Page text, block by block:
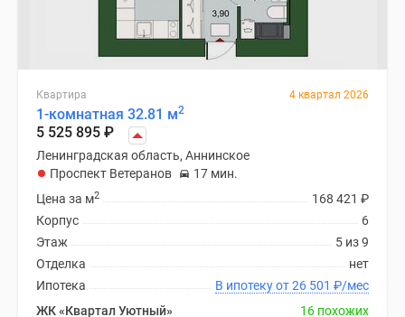
Квартира 4 квартал 2026
1-комнатная 32.81 м2
5 525 895 ₽
Ленинградская область, Аннинское
Проспект Ветеранов
17 мин.
168 421 ₽
Цена за м2
6
Корпус
5 из 9
Этаж
нет
Отделка
В ипотеку от 26 501 ₽/мес
Ипотека
ЖК «Квартал Уютный»
16 похожих